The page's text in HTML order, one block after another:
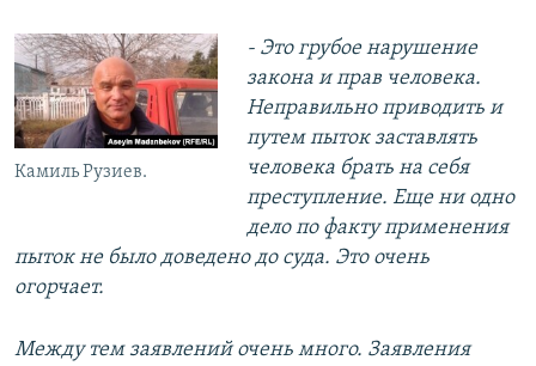
Камиль Рузиев.
- Это грубое нарушение
закона и прав человека.
Неправильно приводить и
путем пыток заставлять
человека брать на себя
преступление. Еще ни одно
дело по факту применения
пыток не было доведено до суда. Это очень
огорчает.
Между тем заявлений очень много. Заявления